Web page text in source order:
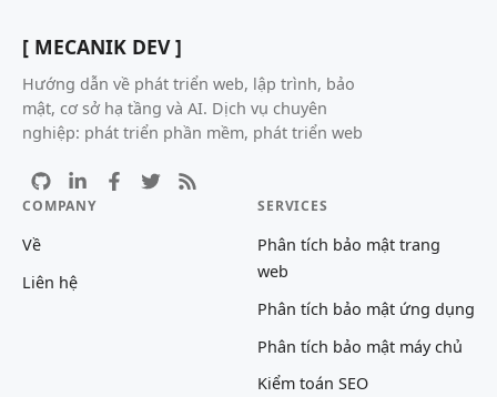
[ MECANIK DEV ]
Hướng dẫn về phát triển web, lập trình, bảo
mật, cơ sở hạ tầng và AI. Dịch vụ chuyên
nghiệp: phát triển phần mềm, phát triển web
COMPANY
Về
Liên hệ
SERVICES
Phân tích bảo mật trang
web
Phân tích bảo mật ứng dụng
Phân tích bảo mật máy chủ
Kiểm toán SEO